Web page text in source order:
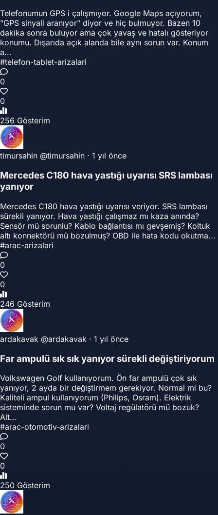
Telefonumun GPS i çalışmıyor. Google Maps açıyorum,
"GPS sinyali aranıyor" diyor ve hiç bulmuyor. Bazen 10
dakika sonra buluyor ama çok yavaş ve hatalı gösteriyor
konumu. Dışarıda açık alanda bile aynı sorun var. Konum
a...
#telefon-tablet-arizalari
0
0
256 Gösterim
timursahin @timursahin · 1 yıl önce
Mercedes C180 hava yastığı uyarısı SRS lambası
yanıyor
Mercedes C180 hava yastığı uyarısı veriyor. SRS lambası
sürekli yanıyor. Hava yastığı çalışmaz mı kaza anında?
Sensör mü sorunlu? Kablo bağlantısı mı gevşemiş? Koltuk
altı konnektörü mü bozulmuş? OBD ile hata kodu okutma...
#arac-arizalari
0
0
246 Gösterim
ardakavak @ardakavak · 1 yıl önce
Far ampulü sık sık yanıyor sürekli değiştiriyorum
Volkswagen Golf kullanıyorum. Ön far ampulü çok sık
yanıyor, 2 ayda bir değiştirmem gerekiyor. Normal mi bu?
Kaliteli ampul kullanıyorum (Philips, Osram). Elektrik
sisteminde sorun mu var? Voltaj regülatörü mü bozuk?
Alt...
#arac-otomotiv-arizalari
0
0
250 Gösterim